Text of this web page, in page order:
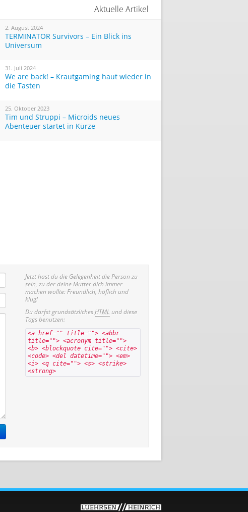
Aktuelle Artikel
2. August 2024
TERMINATOR Survivors – Ein Blick ins
Universum
31. Juli 2024
We are back! – Krautgaming haut wieder in
die Tasten
25. Oktober 2023
Tim und Struppi – Microids neues
Abenteuer startet in Kürze
Jetzt hast du die Gelegenheit die Person zu
sein, zu der deine Mutter dich immer
machen wollte: Freundlich, höflich und
klug!
Du darfst grundsätzlichesHTML und diese
Tags benutzen:
<a href="" title=""> <abbr
title=""> <acronym title="">
<b> <blockquote cite=""> <cite>
<code> <del datetime=""> <em>
<i> <q cite=""> <s> <strike>
<strong>